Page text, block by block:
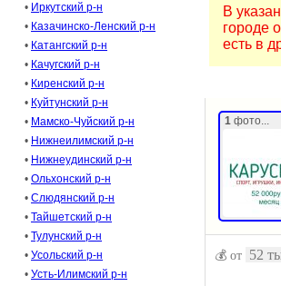
• Иркутский р-н
• Казачинско-Ленский р-н
• Катангский р-н
• Качугский р-н
• Киренский р-н
• Куйтунский р-н
• Мамско-Чуйский р-н
• Нижнеилимский р-н
• Нижнеудинский р-н
• Ольхонский р-н
• Слюдянский р-н
• Тайшетский р-н
• Тулунский р-н
• Усольский р-н
• Усть-Илимский р-н
В
городе
есть в
1 фото...
💰 от 52